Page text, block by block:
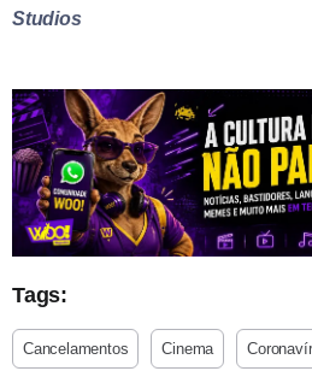
Studios
Tags:
Cancelamentos Cinema